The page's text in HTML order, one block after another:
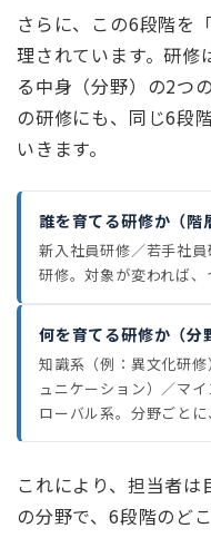
さらに、この6段階を
理されています。研修
る中身（分野）の2つ
の研修にも、同じ6段
いきます。
誰を育てる研修か（階
新入社員研修／若手社
研修。対象が変われば、
何を育てる研修か（分
知識系（例：異文化研
ュニケーション）／マ
ローバル系。分野ごとに
これにより、担当者
の分野で、6段階のど